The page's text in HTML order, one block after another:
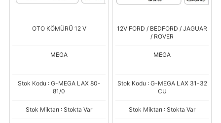
OTO KÖMÜRÜ 12 V
MEGA
Stok Kodu : G-MEGA LAX 80-
81/0
Stok Miktarı : Stokta Var
12V FORD / BEDFORD / JAGUAR
/ ROVER
MEGA
Stok Kodu : G-MEGA LAX 31-32
CU
Stok Miktarı : Stokta Var